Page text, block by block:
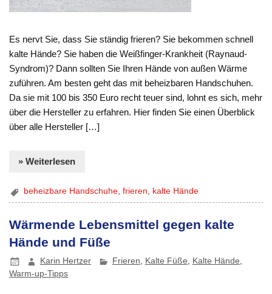
Es nervt Sie, dass Sie ständig frieren? Sie bekommen schnell
kalte Hände? Sie haben die Weißfinger-Krankheit (Raynaud-
Syndrom)? Dann sollten Sie Ihren Hände von außen Wärme
zuführen. Am besten geht das mit beheizbaren Handschuhen.
Da sie mit 100 bis 350 Euro recht teuer sind, lohnt es sich, mehr
über die Hersteller zu erfahren. Hier finden Sie einen Überblick
über alle Hersteller […]
» Weiterlesen
beheizbare Handschuhe,frieren, kalte Hände
Wärmende Lebensmittel gegen kalte
Hände und Füße
Karin Hertzer Frieren, Kalte Füße, Kalte Hände,
Warm-up-Tipps